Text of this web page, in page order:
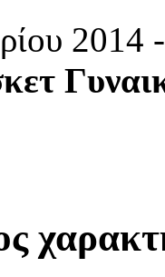
2014 -